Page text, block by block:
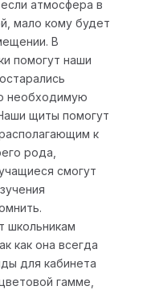
атмосфера в
мало кому будет
В
помогут наши
необходимую
щиты помогут
к
рода,
смогут
школьникам
как она всегда
для кабинета
гамме,